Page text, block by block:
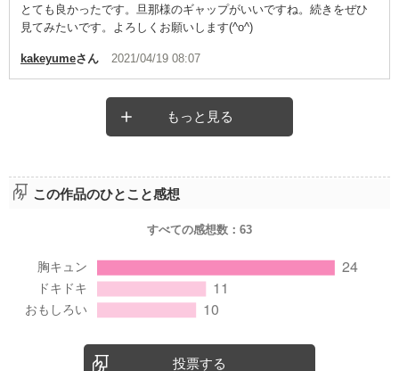
とても良かったです。旦那様のギャップがいいですね。続きをぜひ
見てみたいです。よろしくお願いします(^o^)
kakeyumeさん 2021/04/19 08:07
もっと見る
この作品のひとこと感想
すべての感想数： 63
投票する